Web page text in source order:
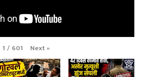
1 / 601 Next»